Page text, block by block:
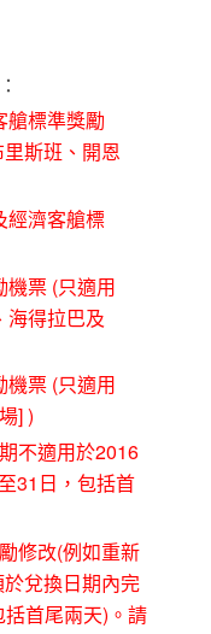
艙標準獎勵
斯班、開恩
經濟客艙標
機票 (只適用
海得拉巴及
機票 (只適用
] )
不適用於2016
31日，包括首
修改(例如重新
兌換日期內完
首尾兩天)。請